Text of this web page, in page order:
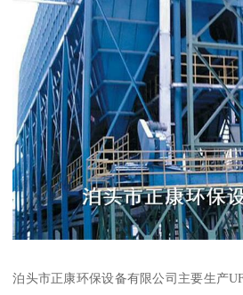
泊头市正康环保设备有限公司主要生产